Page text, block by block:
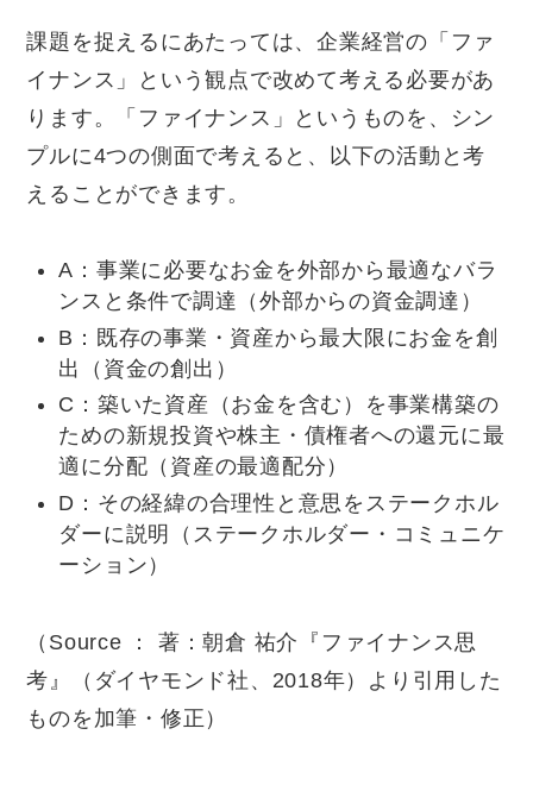
課題を捉えるにあたっては、企業経営の「ファ
イナンス」という観点で改めて考える必要があ
ります。「ファイナンス」というものを、シン
プルに4つの側面で考えると、以下の活動と考
えることができます。
A：事業に必要なお金を外部から最適なバラ
ンスと条件で調達（外部からの資金調達）
B：既存の事業・資産から最大限にお金を創
出（資金の創出）
C：築いた資産（お金を含む）を事業構築の
ための新規投資や株主・債権者への還元に最
適に分配（資産の最適配分）
D：その経緯の合理性と意思をステークホル
ダーに説明（ステークホルダー・コミュニケ
ーション）
（Source ： 著：朝倉 祐介『ファイナンス思
考』（ダイヤモンド社、2018年）より引用した
ものを加筆・修正）